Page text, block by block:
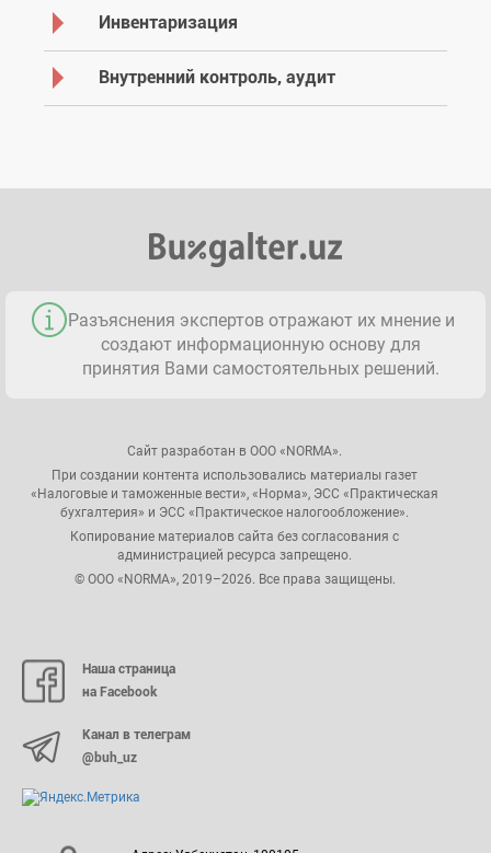
Инвентаризация
Внутренний контроль, аудит
Разъяснения экспертов отражают их мнение и
создают информационную основу для
принятия Вами самостоятельных решений.
Сайт разработан в ООО «NORMA».
При создании контента использовались материалы газет
«Налоговые и таможенные вести», «Норма», ЭСС «Практическая
бухгалтерия» и ЭСС «Практическое налогообложение».
Копирование материалов сайта без согласования с
администрацией ресурса запрещено.
© ООО «NORMA», 2019–2026. Все права защищены.
Наша страница
на Facebook
Канал в телеграм
@buh_uz